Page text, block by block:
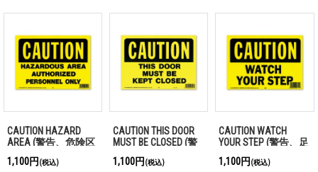
CAUTION HAZARD
AREA (警告、危険区
ち入り禁止)
1,100円 (税込)
CAUTION THIS DOOR
MUST BE CLOSED (警
なければなりませ
1,100円 (税込)
CAUTION WATCH
YOUR STEP (警告、足
い)
1,100円 (税込)